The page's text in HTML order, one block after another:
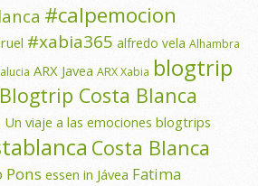
#calpemocion
#xabia365 alfredo vela Alhambra
ARX Javea ARX Xabia blogtrip
Blogtrip Costa Blanca
viaje a las emociones blogtrips
Costa Blanca
Pons essen in Jávea Fatima